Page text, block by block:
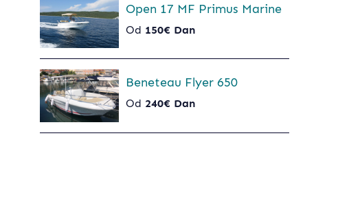
Open 17 MF Primus Marine
Od 150€ Dan
Beneteau Flyer 650
Od 240€ Dan